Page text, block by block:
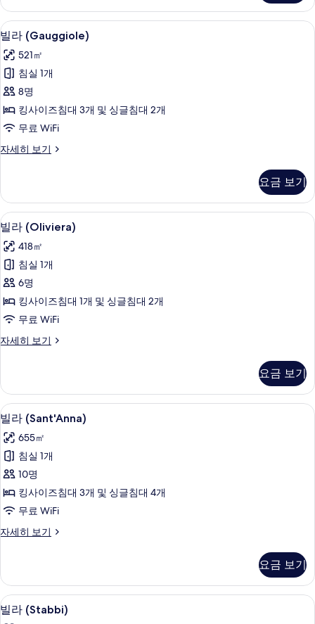
기
Fiume)
자
세
보
기
빌
라
(Gauggiole)
사
진
모
두
보
빌라 (Gauggiole) | 고급 침구, 오리/거
11
빌라 (Gauggiole)
521㎡
침실 1개
8명
킹사이즈침대 3개 및 싱글침대 2개
무료 WiFi
자세히 보기
빌
세
히
보
요금 보기
빌
라
(Oliviera)
사
진
모
두
보
빌라 (Oliviera) | 고급 침구, 오리/거위
16
빌라 (Oliviera)
418㎡
침실 1개
6명
킹사이즈침대 1개 및 싱글침대 2개
무료 WiFi
자세히 보기
빌
세
히
보
요금 보기
빌
라
(Sant'Anna)
사
진
모
두
보
빌라 (Sant'Anna) | 고급 침구, 오리/거
14
빌라 (Sant'Anna)
655㎡
침실 1개
10명
킹사이즈침대 3개 및 싱글침대 4개
무료 WiFi
자세히 보기
빌
세
히
보
요금 보기
빌
라
빌라 (Stabbi) | 고급 침구, 오리/거위털
13
빌라 (Stabbi)